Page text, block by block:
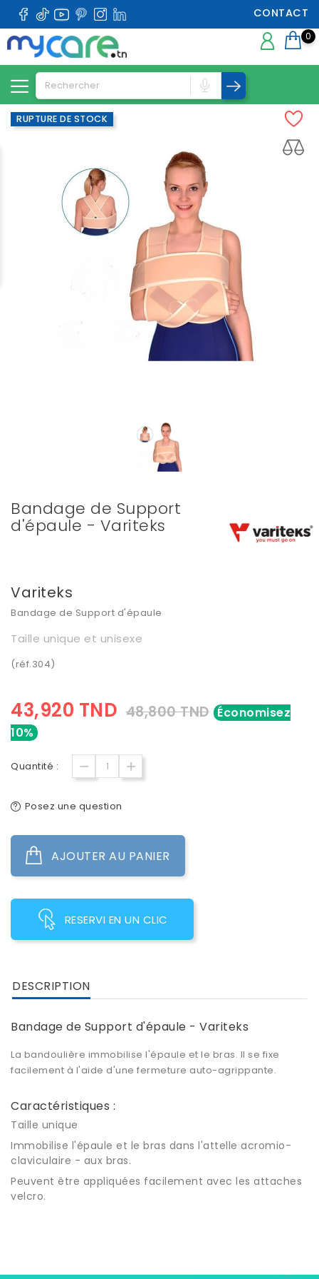
CONTACT
0
RUPTURE DE STOCK
Bandage de Support
d'épaule - Variteks
Variteks
Bandage de Support d'épaule
Taille unique et unisexe
(réf.304)
43,920 TND 48,800 TND Économisez
10%
Quantité :
Posez une question
AJOUTER AU PANIER
RESERVI EN UN CLIC
DESCRIPTION
Bandage de Support d'épaule - Variteks
La bandoulière immobilise l'épaule et le bras. Il se fixe
facilement à l'aide d'une fermeture auto-agrippante.
Caractéristiques :
Taille unique
Immobilise l'épaule et le bras dans l'attelle acromio-
claviculaire - aux bras.
Peuvent être appliquées facilement avec les attaches
velcro.